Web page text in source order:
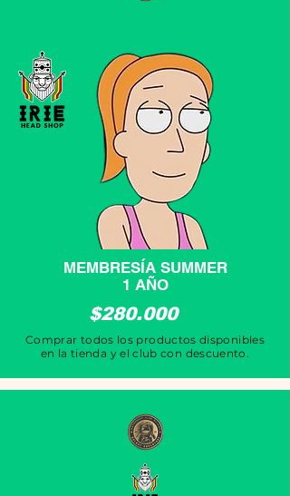
MEMBRESÍA SUMMER
1 AÑO
$280.000
Comprar todos los productos disponibles
en la tienda y el club con descuento.